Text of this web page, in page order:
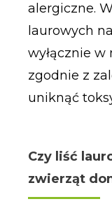
alergiczne.
laurowych
wyłącznie
zgodnie z
uniknąć
Czy liść
zwierząt